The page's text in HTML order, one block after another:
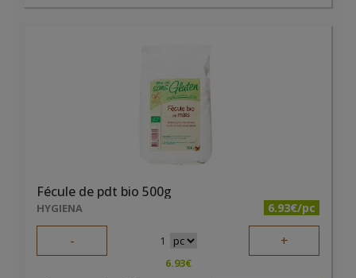
Fécule de pdt bio 500g
HYGIENA 6.93€/pc
- 1 +
6.93€